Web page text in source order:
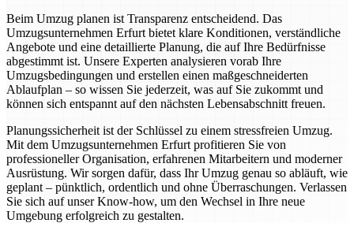
Beim Umzug planen ist Transparenz entscheidend. Das
Umzugsunternehmen Erfurt bietet klare Konditionen, verständliche
Angebote und eine detaillierte Planung, die auf Ihre Bedürfnisse
abgestimmt ist. Unsere Experten analysieren vorab Ihre
Umzugsbedingungen und erstellen einen maßgeschneiderten
Ablaufplan – so wissen Sie jederzeit, was auf Sie zukommt und
können sich entspannt auf den nächsten Lebensabschnitt freuen.
Planungssicherheit ist der Schlüssel zu einem stressfreien Umzug.
Mit dem Umzugsunternehmen Erfurt profitieren Sie von
professioneller Organisation, erfahrenen Mitarbeitern und moderner
Ausrüstung. Wir sorgen dafür, dass Ihr Umzug genau so abläuft, wie
geplant – pünktlich, ordentlich und ohne Überraschungen. Verlassen
Sie sich auf unser Know-how, um den Wechsel in Ihre neue
Umgebung erfolgreich zu gestalten.